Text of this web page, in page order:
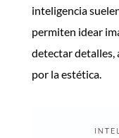
inteligencia
permiten idear
detectar detalles,
por la estética.